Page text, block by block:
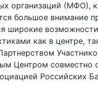
организаций (МФО),
большое внимание
широкие
как в центре,
Центром совместно
Российских